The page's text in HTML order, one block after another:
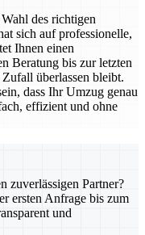
des richtigen
sich auf professionelle,
Ihnen einen
Beratung bis zur letzten
überlassen bleibt.
dass Ihr Umzug genau
effizient und ohne
zuverlässigen Partner?
ersten Anfrage bis zum
und